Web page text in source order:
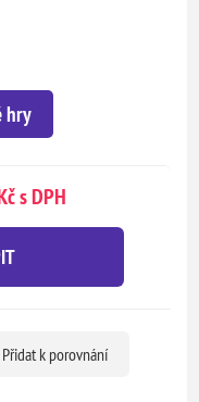
hry
s DPH
Přidat k porovnání